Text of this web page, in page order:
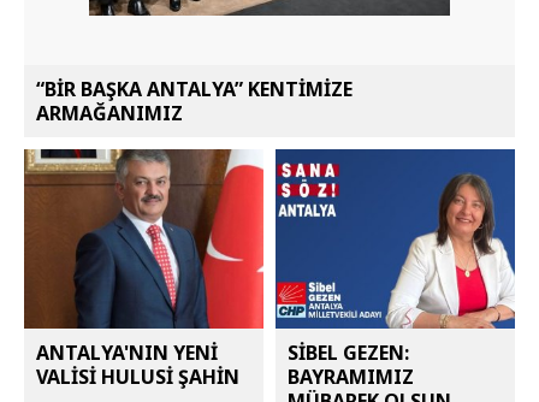
“BİR BAŞKA ANTALYA” KENTİMİZE
ARMAĞANIMIZ
ANTALYA'NIN YENİ
VALİSİ HULUSİ ŞAHİN
SİBEL GEZEN:
BAYRAMIMIZ